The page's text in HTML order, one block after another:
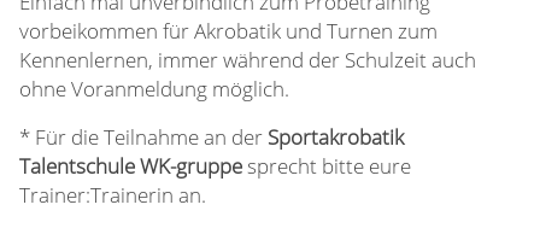
vorbeikommen für Akrobatik und Turnen zum
Kennenlernen, immer während der Schulzeit auch
ohne Voranmeldung möglich.
* Für die Teilnahme an der Sportakrobatik
Talentschule WK-gruppesprecht bitte eure
Trainer:Trainerin an.